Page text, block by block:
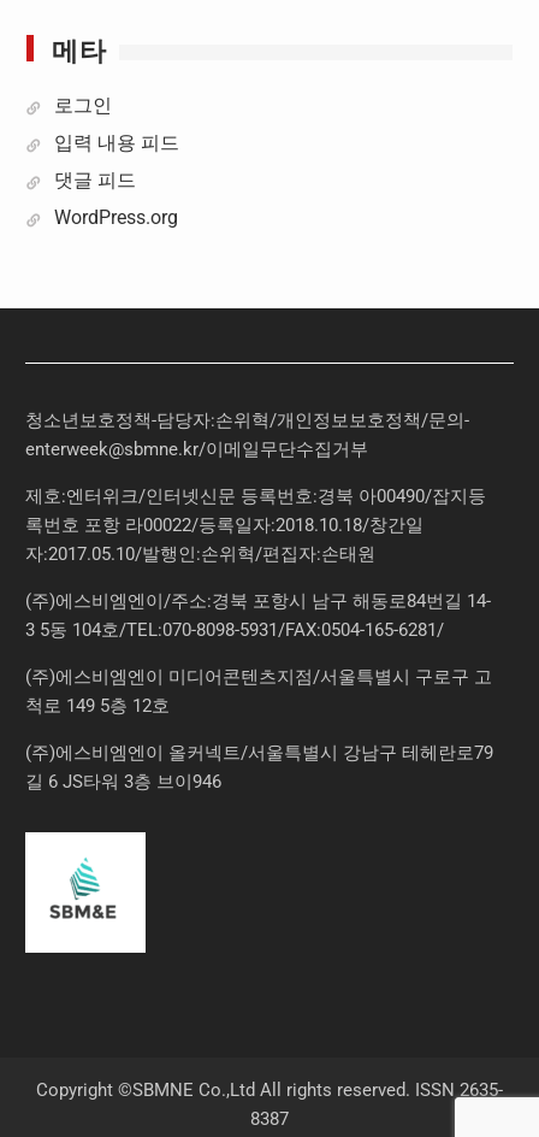
메타
로그인
입력 내용 피드
댓글 피드
WordPress.org
청소년보호정책-담당자:손위혁/개인정보보호정책/문의-
enterweek@sbmne.kr/이메일무단수집거부
제호:엔터위크/인터넷신문 등록번호:경북 아00490/잡지등
록번호 포항 라00022/등록일자:2018.10.18/창간일
자:2017.05.10/발행인:손위혁/편집자:손태원
(주)에스비엠엔이/주소:경북 포항시 남구 해동로84번길 14-
3 5동 104호/TEL:070-8098-5931/FAX:0504-165-6281/
(주)에스비엠엔이 미디어콘텐츠지점/서울특별시 구로구 고
척로 149 5층 12호
(주)에스비엠엔이 올커넥트/서울특별시 강남구 테헤란로79
길 6 JS타워 3층 브이946
Copyright ©SBMNE Co.,Ltd All rights reserved. ISSN 2635-
8387